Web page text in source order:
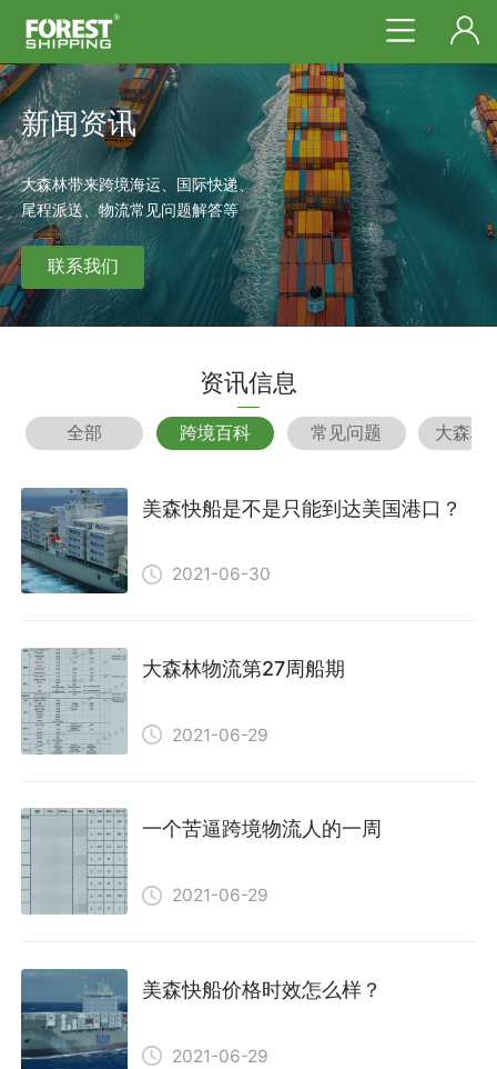
新闻资讯
大森林带来跨境海运、国际快递、
尾程派送、物流常见问题解答等
联系我们
资讯信息
全部 跨境百科 常见问题 大森林
美森快船是不是只能到达美国港口？
2021-06-30
大森林物流第27周船期
2021-06-29
一个苦逼跨境物流人的一周
2021-06-29
美森快船价格时效怎么样？
2021-06-29